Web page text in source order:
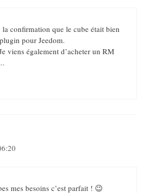
la confirmation que le cube était bien
pour Jeedom.
viens également d’acheter un RM
mes besoins c’est parfait ! 😉